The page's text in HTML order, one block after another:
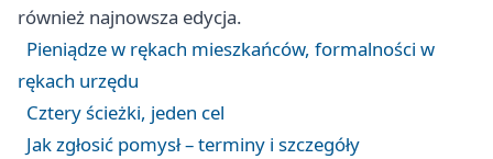
również najnowsza edycja.
Pieniądze w rękach mieszkańców, formalności w
rękach urzędu
Cztery ścieżki, jeden cel
Jak zgłosić pomysł – terminy i szczegóły